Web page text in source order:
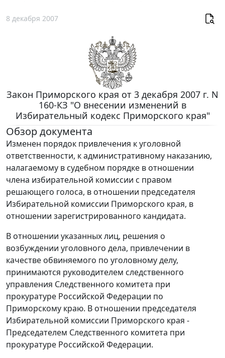
8 декабря 2007
Закон Приморского края от 3 декабря 2007 г. N
160-КЗ "О внесении изменений в
Избирательный кодекс Приморского края"
Обзор документа
Изменен порядок привлечения к уголовной
ответственности, к административному наказанию,
налагаемому в судебном порядке в отношении
члена избирательной комиссии с правом
решающего голоса, в отношении председателя
Избирательной комиссии Приморского края, в
отношении зарегистрированного кандидата.
В отношении указанных лиц, решения о
возбуждении уголовного дела, привлечении в
качестве обвиняемого по уголовному делу,
принимаются руководителем следственного
управления Следственного комитета при
прокуратуре Российской Федерации по
Приморскому краю. В отношении председателя
Избирательной комиссии Приморского края -
Председателем Следственного комитета при
прокуратуре Российской Федерации.